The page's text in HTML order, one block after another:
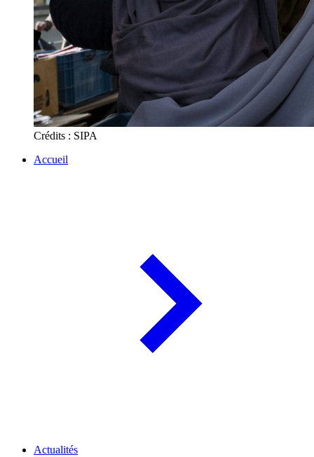
Crédits : SIPA
Accueil
Actualités